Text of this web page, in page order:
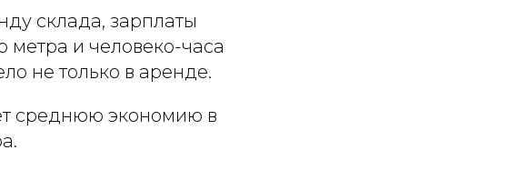
склада, зарплаты
метра и человеко-часа
не только в аренде.
среднюю экономию в